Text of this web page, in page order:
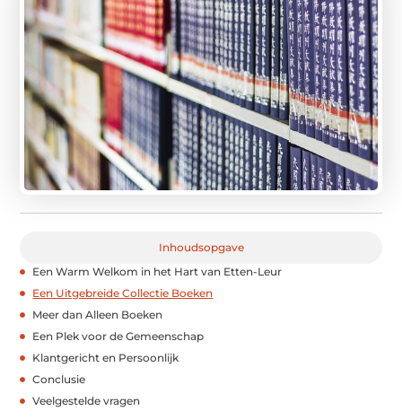
Inhoudsopgave
Een Warm Welkom in het Hart van Etten-Leur
Een Uitgebreide Collectie Boeken
Meer dan Alleen Boeken
Een Plek voor de Gemeenschap
Klantgericht en Persoonlijk
Conclusie
Veelgestelde vragen